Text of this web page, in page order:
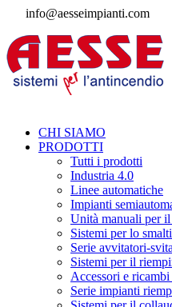
info@aesseimpianti.com
CHI SIAMO
PRODOTTI
Tutti i prodotti
Industria 4.0
Linee automatiche
Impianti
Unità manuali per
Sistemi per lo
Serie avvitatori-
Sistemi per il
Accessori e
Serie impianti